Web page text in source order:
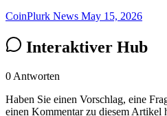
CoinPlurk News May 15, 2026
Interaktiver Hub
0 Antworten
Haben Sie einen Vorschlag, eine
einen Kommentar zu diesem Artikel